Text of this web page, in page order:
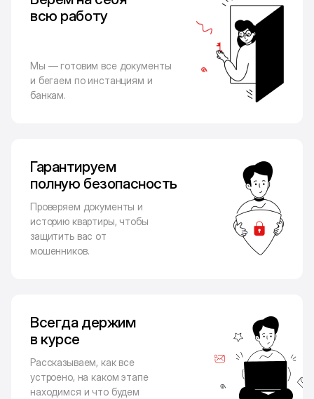
всю работу
Мы — готовим все документы
и бегаем по инстанциям и
банкам.
Гарантируем
полную безопасность
Проверяем документы и
историю квартиры, чтобы
защитить вас от
мошенников.
Всегда держим
в курсе
Рассказываем, как все
устроено, на каком этапе
находимся и что будем